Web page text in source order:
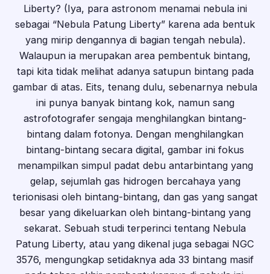
Liberty? (Iya, para astronom menamai nebula ini
sebagai “Nebula Patung Liberty” karena ada bentuk
yang mirip dengannya di bagian tengah nebula).
Walaupun ia merupakan area pembentuk bintang,
tapi kita tidak melihat adanya satupun bintang pada
gambar di atas. Eits, tenang dulu, sebenarnya nebula
ini punya banyak bintang kok, namun sang
astrofotografer sengaja menghilangkan bintang-
bintang dalam fotonya. Dengan menghilangkan
bintang-bintang secara digital, gambar ini fokus
menampilkan simpul padat debu antarbintang yang
gelap, sejumlah gas hidrogen bercahaya yang
terionisasi oleh bintang-bintang, dan gas yang sangat
besar yang dikeluarkan oleh bintang-bintang yang
sekarat. Sebuah studi terperinci tentang Nebula
Patung Liberty, atau yang dikenal juga sebagai NGC
3576, mengungkap setidaknya ada 33 bintang masif